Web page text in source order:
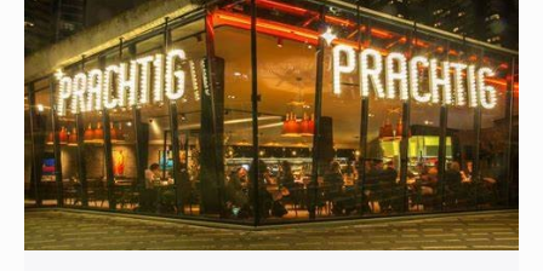
werkzaam was voor ZLM, Ard Korevaar Personenschade,
Overtoom […]